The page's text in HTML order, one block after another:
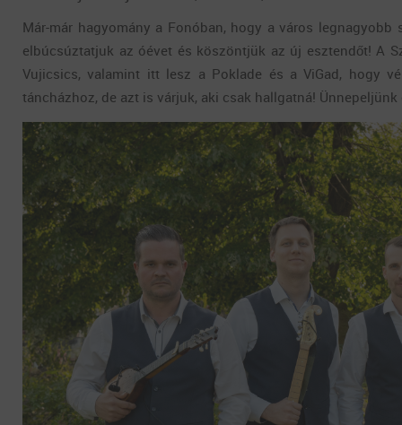
Már-már hagyomány a Fonóban, hogy a város
elbúcsúztatjuk az óévet és köszöntjük az új esztendőt! A
Vujicsics, valamint itt lesz a Poklade és a ViGad, hogy
táncházhoz, de azt is várjuk, aki csak hallgatná!